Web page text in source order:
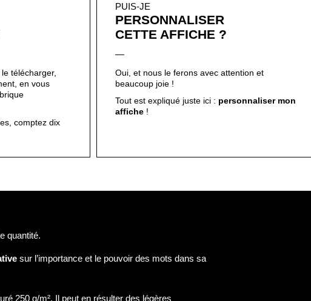
télécharger,
en vous
comptez dix
PUIS-JE
PERSONNALISER
CETTE AFFICHE ?
Oui, et nous le ferons avec attention et
beaucoup joie !
Tout est expliqué juste ici : personnaliser mon
affiche !
quantité.
sur l’importance et le pouvoir des mots dans sa
250 g/m². Il peut en résulter des légères